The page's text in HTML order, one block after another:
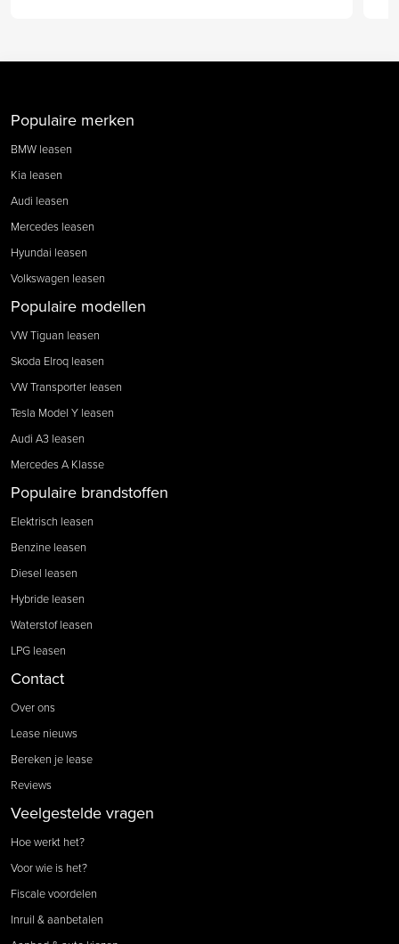
Populaire merken
BMW leasen
Kia leasen
Audi leasen
Mercedes leasen
Hyundai leasen
Volkswagen leasen
Populaire modellen
VW Tiguan leasen
Skoda Elroq leasen
VW Transporter leasen
Tesla Model Y leasen
Audi A3 leasen
Mercedes A Klasse
Populaire brandstoffen
Elektrisch leasen
Benzine leasen
Diesel leasen
Hybride leasen
Waterstof leasen
LPG leasen
Contact
Over ons
Lease nieuws
Bereken je lease
Reviews
Veelgestelde vragen
Hoe werkt het?
Voor wie is het?
Fiscale voordelen
Inruil & aanbetalen